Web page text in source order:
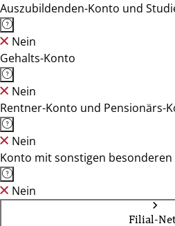
Auszubildenden-Konto und
Nein
Gehalts-Konto
Nein
Rentner-Konto und Pensionärs-
Nein
Konto mit sonstigen besonderen
Nein
Filial-